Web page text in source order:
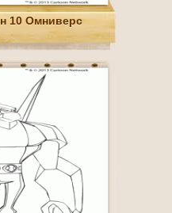
10 Омниверс